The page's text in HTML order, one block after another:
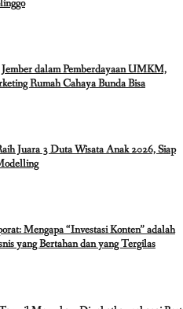
dalam Pemberdayaan UMKM,
Rumah Cahaya Bunda Bisa
Juara 3 Duta Wisata Anak 2026, Siap
Mengapa “Investasi Konten” adalah
yang Bertahan dan yang Tergilas